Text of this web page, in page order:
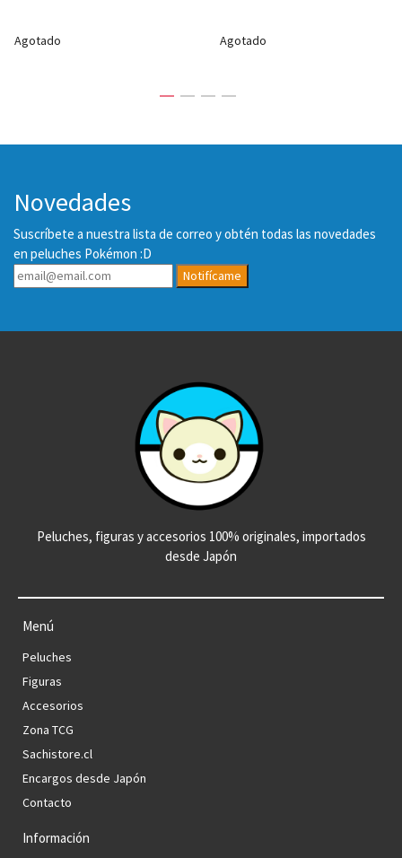
Agotado Agotado
Novedades
Suscríbete a nuestra lista de correo y obtén todas las novedades
en peluches Pokémon :D
Notifícame
Peluches, figuras y accesorios 100% originales, importados
desde Japón
Menú
Peluches
Figuras
Accesorios
Zona TCG
Sachistore.cl
Encargos desde Japón
Contacto
Información